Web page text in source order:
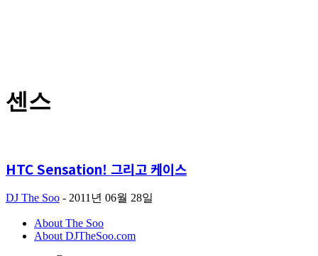
센스
HTC Sensation! 그리고 케이스
DJ The Soo - 2011년 06월 28일
About The Soo
About DJTheSoo.com